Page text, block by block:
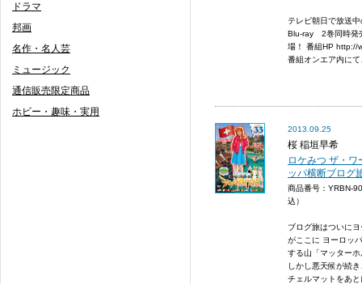
ドラマ
邦画
名作・名人芸
ミュージック
通信販売限定商品
ホビー・趣味・実用
テレビ朝日で放送
Blu-ray 2巻同時発
場！ 番組HP http://
番組オンエア内に
2013.09.25
桜 稲垣早希
ロケみつ ザ・
ッパ横断ブログ
商品番号：YRBN-
込）
ブログ旅はついに
がここに ヨーロッ
する山「マッター
しかし悪天候が続
チェルマットをあ